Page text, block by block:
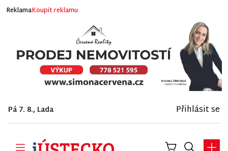
ReklamaKoupit reklamu
Pá 7. 8., Lada Přihlásit se